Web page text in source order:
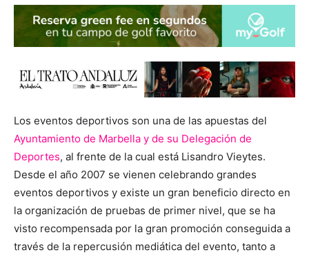
Los eventos deportivos son una de las apuestas del
Ayuntamiento de Marbella y de su Delegación de
Deportes, al frente de la cual está Lisandro Vieytes.
Desde el año 2007 se vienen celebrando grandes
eventos deportivos y existe un gran beneficio directo en
la organización de pruebas de primer nivel, que se ha
visto recompensada por la gran promoción conseguida a
través de la repercusión mediática del evento, tanto a